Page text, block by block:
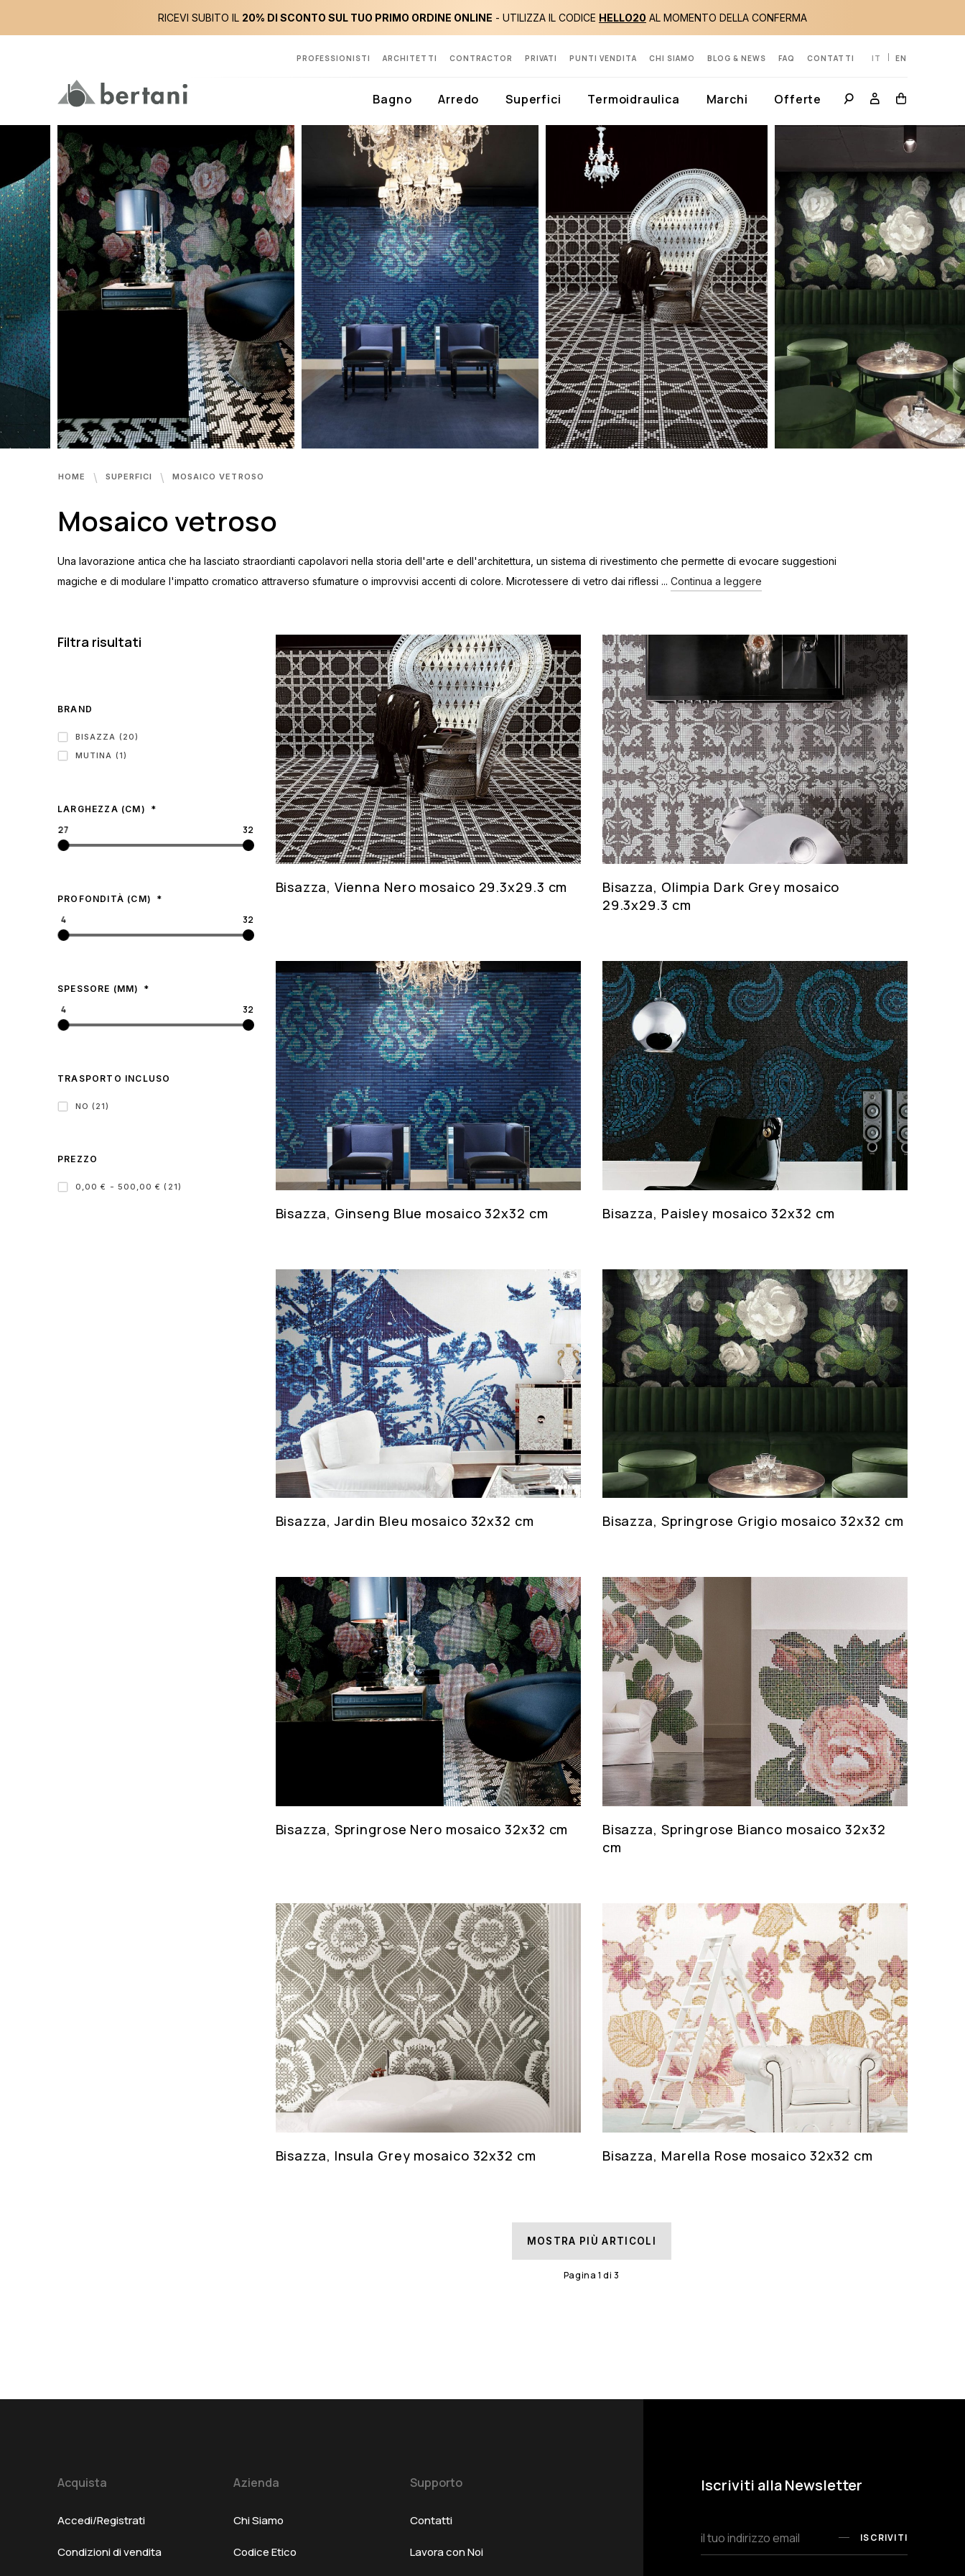
RICEVI SUBITO IL 20% DI SCONTO SUL TUO PRIMO ORDINE ONLINE - UTILIZZA IL CODICE HELLO20 AL MOMENTO DELLA CONFERMA
PROFESSIONISTI ARCHITETTI CONTRACTOR PRIVATI PUNTI VENDITA CHI SIAMO BLOG & NEWS FAQ CONTATTI IT EN
Bagno Arredo Superfici Termoidraulica Marchi Offerte
HOME SUPERFICI MOSAICO VETROSO
Mosaico vetroso
Una lavorazione antica che ha lasciato straordianti capolavori nella storia dell'arte e dell'architettura, un sistema di rivestimento che permette di evocare suggestioni
magiche e di modulare l'impatto cromatico attraverso sfumature o improvvisi accenti di colore. Microtessere di vetro dai riflessi ... Continua a leggere
Filtra risultati
BRAND
BISAZZA (20)
MUTINA (1)
LARGHEZZA (CM)
27 32
PROFONDITÀ (CM)
4 32
SPESSORE (MM)
4 32
TRASPORTO INCLUSO
NO (21)
PREZZO
0,00 € - 500,00 € (21)
Bisazza, Vienna Nero mosaico 29.3x29.3 cm
Bisazza, Olimpia Dark Grey mosaico
29.3x29.3 cm
Bisazza, Ginseng Blue mosaico 32x32 cm Bisazza, Paisley mosaico 32x32 cm
Bisazza, Jardin Bleu mosaico 32x32 cm Bisazza, Springrose Grigio mosaico 32x32 cm
Bisazza, Springrose Nero mosaico 32x32 cm
Bisazza, Springrose Bianco mosaico 32x32
cm
Bisazza, Insula Grey mosaico 32x32 cm Bisazza, Marella Rose mosaico 32x32 cm
MOSTRA PIÙ ARTICOLI
Pagina1 di3
Acquista
Accedi/Registrati
Condizioni di vendita
Azienda
Chi Siamo
Codice Etico
Supporto
Contatti
Lavora con Noi
Iscriviti alla Newsletter
ISCRIVITI